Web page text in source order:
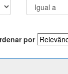
por